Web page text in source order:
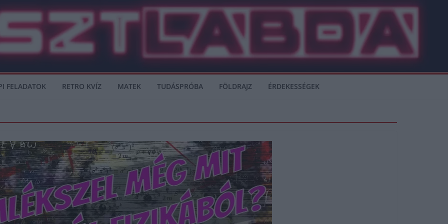
FELADATOK RETRO KVÍZ MATEK TUDÁSPRÓBA FÖLDRAJZ ÉRDEKESSÉGEK